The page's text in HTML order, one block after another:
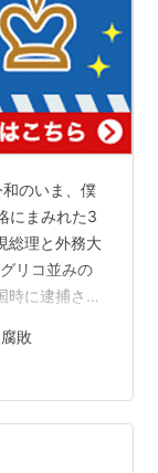
のいま、僕
にまみれた3
総理と外務大
リコ並みの
時に逮捕され
2025/09/24
2025/09/25
敗